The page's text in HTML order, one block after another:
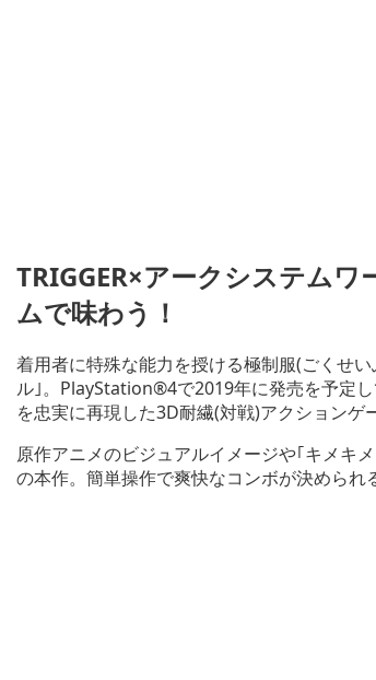
TRIGGER×アークシステム
ムで味わう！
着用者に特殊な能力を授ける極制服(ごくせ
ル｣。PlayStation®4で2019年に発売を予定
を忠実に再現した3D耐繊(対戦)アクションゲ
原作アニメのビジュアルイメージや｢キメキ
の本作。簡単操作で爽快なコンボが決められ